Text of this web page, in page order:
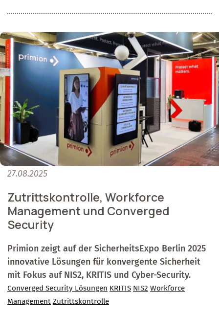
27.08.2025
Zutrittskontrolle, Workforce
Management und Converged
Security
Primion zeigt auf der SicherheitsExpo Berlin 2025
innovative Lösungen für konvergente Sicherheit
mit Fokus auf NIS2, KRITIS und Cyber-Security.
Converged Security Lösungen KRITIS NIS2 Workforce
Management Zutrittskontrolle